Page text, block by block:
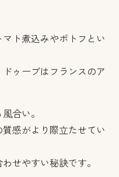
ト煮込みやポトフとい
ゥーブはフランスのア
合い。
感がより際立たせてい
せやすい秘訣です。